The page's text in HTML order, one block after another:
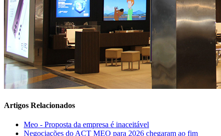
Artigos Relacionados
Meo - Proposta da empresa é inaceitável
Negociações do ACT MEO para 2026 chegaram ao fim